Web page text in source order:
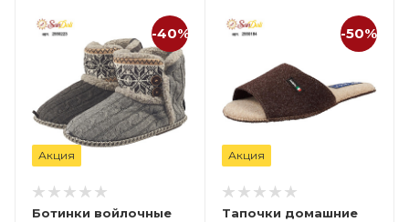
-40%
Акция
Ботинки войлочные
-50%
Акция
Тапочки домашние